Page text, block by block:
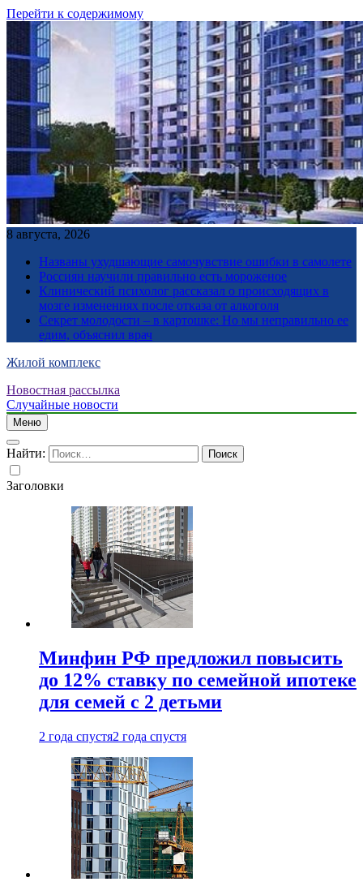
Перейти к содержимому
8 августа, 2026
Названы ухудшающие самочувствие ошибки в самолете
Россиян научили правильно есть мороженое
Клинический психолог рассказал о происходящих в
мозге изменениях после отказа от алкоголя
Секрет молодости – в картошке: Но мы неправильно ее
едим, объяснил врач
Жилой комплекс
Новостная рассылка
Случайные новости
Меню
Найти:
Заголовки
Минфин РФ предложил повысить
до 12% ставку по семейной ипотеке
для семей с 2 детьми
2 года спустя2 года спустя